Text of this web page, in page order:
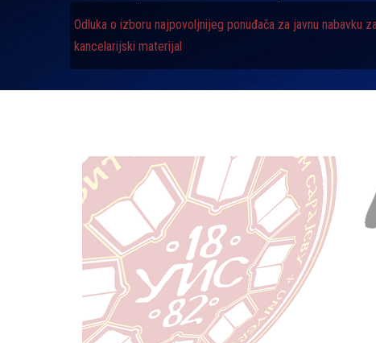
Odluka o izboru najpovolјnijeg ponuđača za javnu nabavku
kancelarijski materijal